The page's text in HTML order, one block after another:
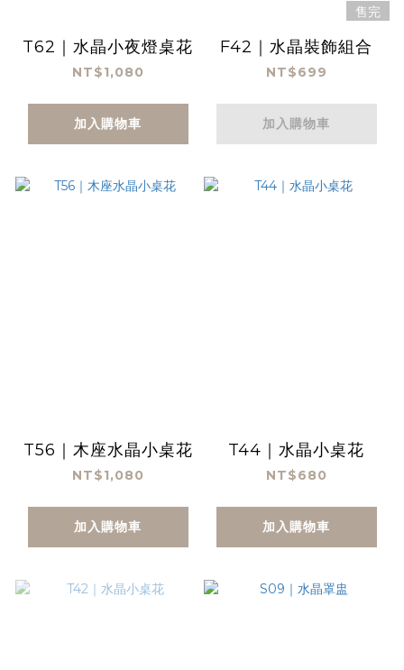
T62｜水晶小夜燈桌花
NT$1,080
加入購物車
售完
F42｜水晶裝飾組合
NT$699
加入購物車
T56｜木座水晶小桌花
NT$1,080
加入購物車
T44｜水晶小桌花
NT$680
加入購物車